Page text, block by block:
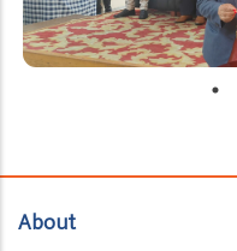
About